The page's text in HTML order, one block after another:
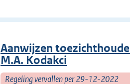
Aanwijzen
M.A. Kodakci
Regeling vervallen per 29-12-2022